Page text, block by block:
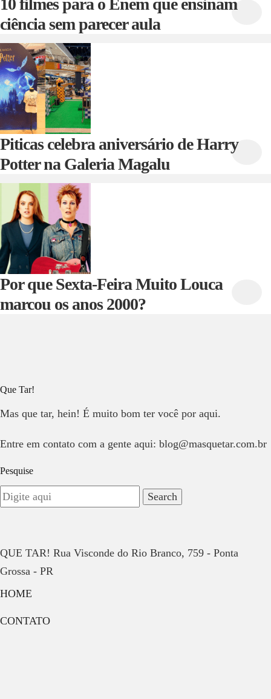
10 filmes para o Enem que ensinam
ciência sem parecer aula
Piticas celebra aniversário de Harry
Potter na Galeria Magalu
Por que Sexta-Feira Muito Louca
marcou os anos 2000?
Que Tar!
Mas que tar, hein! É muito bom ter você por aqui.
Entre em contato com a gente aqui: blog@masquetar.com.br
Pesquise
QUE TAR! Rua Visconde do Rio Branco, 759 - Ponta
Grossa - PR
HOME
CONTATO